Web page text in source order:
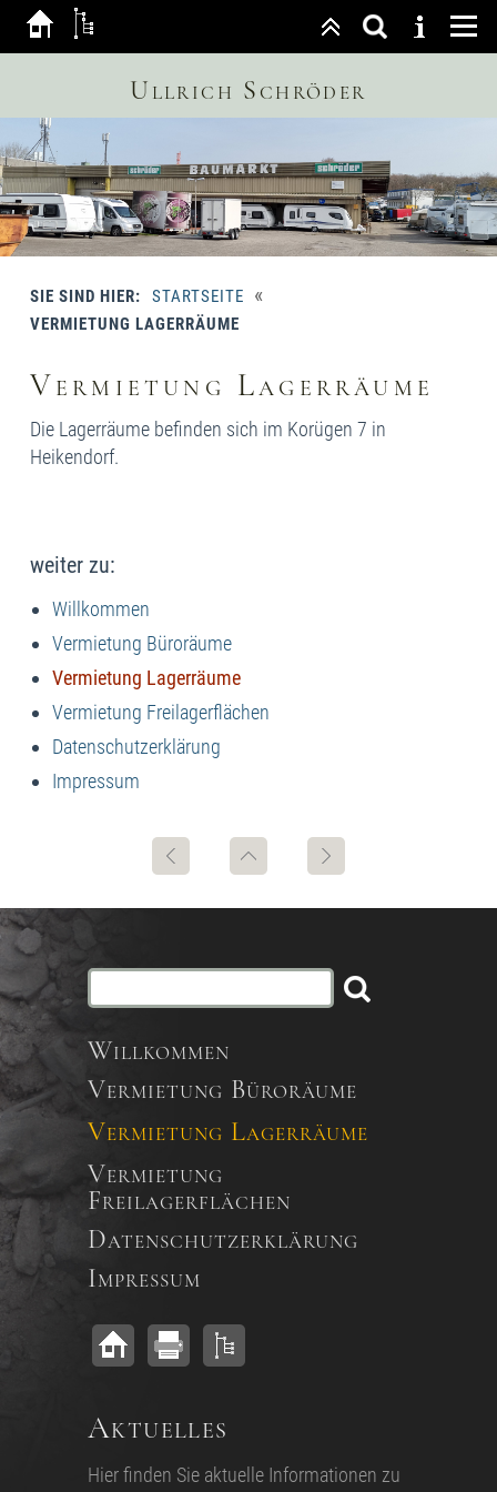
Ullrich Schröder
SIE SIND HIER: STARTSEITE «
VERMIETUNG LAGERRÄUME
Vermietung Lagerräume
Die Lagerräume befinden sich im Korügen 7 in
Heikendorf.
weiter zu:
Willkommen
Vermietung Büroräume
Vermietung Lagerräume
Vermietung Freilagerflächen
Datenschutzerklärung
Impressum
Willkommen
Vermietung Büroräume
Vermietung Lagerräume
Vermietung
Freilagerflächen
Datenschutzerklärung
Impressum
Aktuelles
Hier finden Sie aktuelle Informationen zu